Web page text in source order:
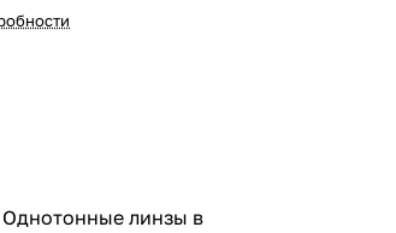
линзы в